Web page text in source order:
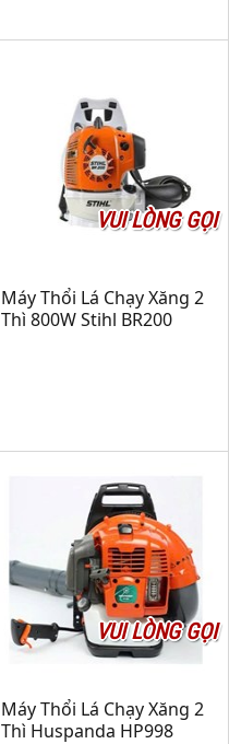
VUI LÒNG GỌI
Máy Thổi Lá Chạy Xăng 2
Thì 800W Stihl BR200
VUI LÒNG GỌI
Máy Thổi Lá Chạy Xăng 2
Thì Huspanda HP998